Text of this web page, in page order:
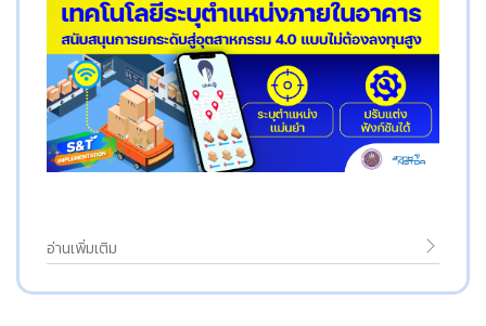
อ่านเพิ่มเติม